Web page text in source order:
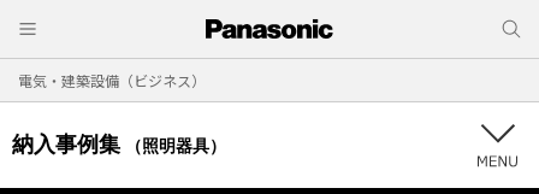
電気・建築設備（ビジネス）
納入事例集 （照明器具）